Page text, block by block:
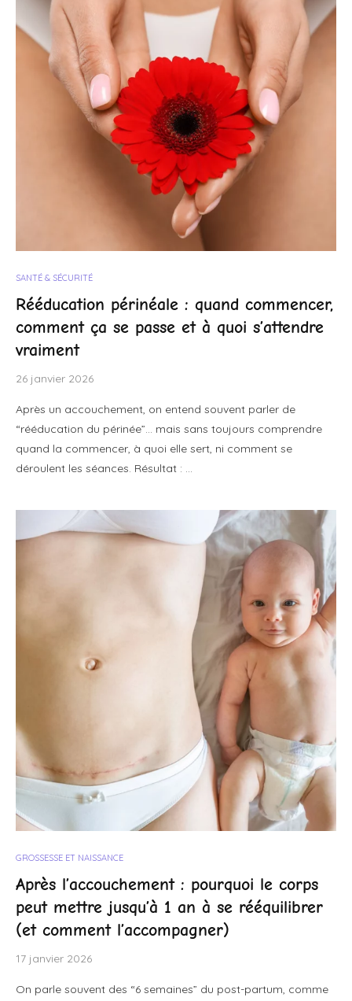
SANTÉ & SÉCURITÉ
Rééducation périnéale : quand commencer,
comment ça se passe et à quoi s’attendre
vraiment
26 janvier 2026
Après un accouchement, on entend souvent parler de
“rééducation du périnée”… mais sans toujours comprendre
quand la commencer, à quoi elle sert, ni comment se
déroulent les séances. Résultat : …
GROSSESSE ET NAISSANCE
Après l’accouchement : pourquoi le corps
peut mettre jusqu’à 1 an à se rééquilibrer
(et comment l’accompagner)
17 janvier 2026
On parle souvent des “6 semaines” du post-partum, comme